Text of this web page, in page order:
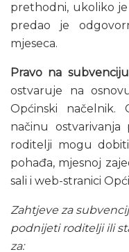
prethodni, ukoliko
predao je
mjeseca.
Pravo na
ostvaruje na
Općinski
načinu
roditelji mogu
pohađa, mjesnoj
sali i web-stranici
Zahtjeve za
podnijeti roditelji ili
za: